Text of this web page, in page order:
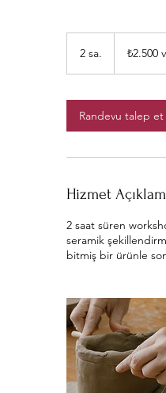
2 sa.
.
Türk
lirası
üzeri
₺2.500
Randevu talep et
Hizmet
2 saat süren
seramik
bitmiş bir ürünle